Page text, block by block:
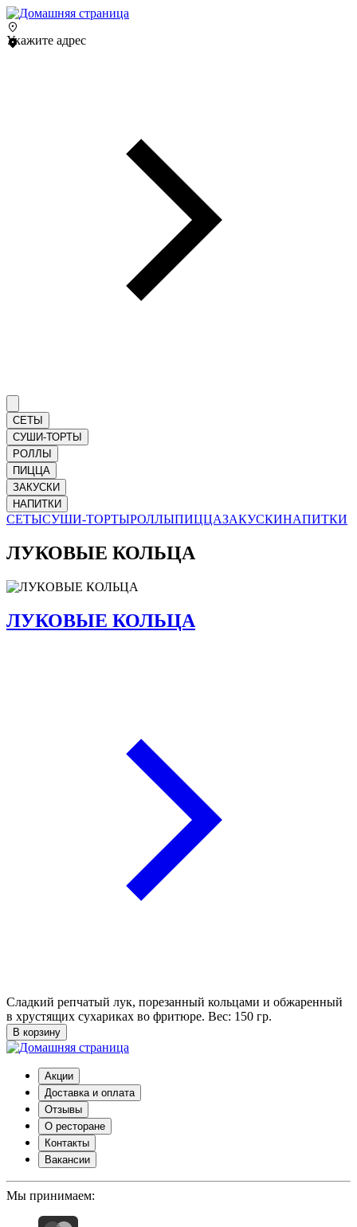
Укажите адрес
СЕТЫ
СУШИ-ТОРТЫ
РОЛЛЫ
ПИЦЦА
ЗАКУСКИ
НАПИТКИ
СЕТЫСУШИ-ТОРТЫРОЛЛЫПИЦЦАЗАКУСКИНАПИТКИ
ЛУКОВЫЕ КОЛЬЦА
ЛУКОВЫЕ КОЛЬЦА
Сладкий репчатый лук, порезанный кольцами и обжаренный
в хрустящих сухариках во фритюре. Вес: 150 гр.
В корзину
Акции
Доставка и оплата
Отзывы
О ресторане
Контакты
Вакансии
Мы принимаем: